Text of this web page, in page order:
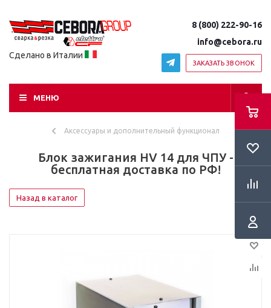
Сделано в Италии
8 (800) 222-90-16
info@cebora.ru
ЗАКАЗАТЬ ЗВОНОК
МЕНЮ
Аксессуары и дополнительный функционал
Блок зажигания HV 14 для ЧПУ -
бесплатная доставка по РФ!
Назад в каталог